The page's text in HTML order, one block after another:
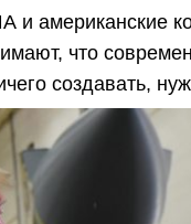
и американские
что
создавать,